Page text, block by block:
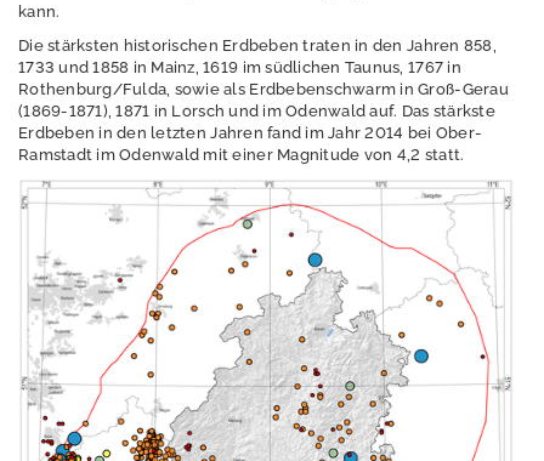
Landesaufnahme
Geophysik
Geowissenschaftlic
Landesplanung
Historie
Hydrogeologie
kann.
Die stärksten historischen Erdbeben traten in den Jahren 858,
1733 und 1858 in Mainz, 1619 im südlichen Taunus, 1767 in
Rothenburg/Fulda, sowie als Erdbebenschwarm in Groß-Gerau
(1869-1871), 1871 in Lorsch und im Odenwald auf. Das stärkste
Erdbeben in den letzten Jahren fand im Jahr 2014 bei Ober-
Ramstadt im Odenwald mit einer Magnitude von 4,2 statt.